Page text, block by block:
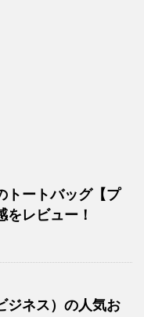
トートバッグ【プ
をレビュー！
ジネス）の人気お